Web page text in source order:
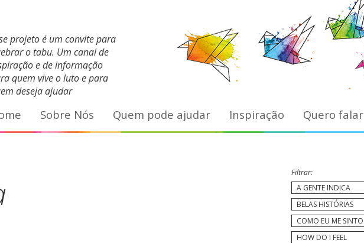
projeto é um convite para
o tabu. Um canal de
e de informação
quem vive o luto e para
deseja ajudar
Sobre Nós Quem pode ajudar Inspiração Quero falar
Filtrar:
A GENTE INDICA
BELAS HISTÓRIAS
COMO EU ME SINTO
HOW DO I FEEL